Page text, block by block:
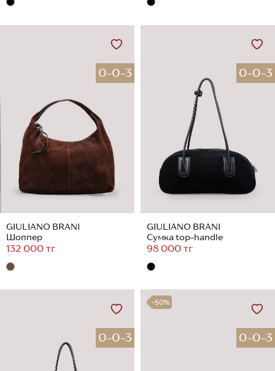
0-0-3
GIULIANO BRANI
Шоппер
132 000 тг
0-0-3
GIULIANO BRANI
Сумка top-handle
98 000 тг
0-0-3
-50%
0-0-3